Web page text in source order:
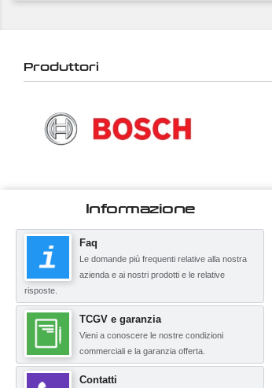
Produttori
Informazione
Faq
Le domande più frequenti relative alla nostra
azienda e ai nostri prodotti e le relative
risposte.
TCGV e garanzia
Vieni a conoscere le nostre condizioni
commerciali e la garanzia offerta.
Contatti